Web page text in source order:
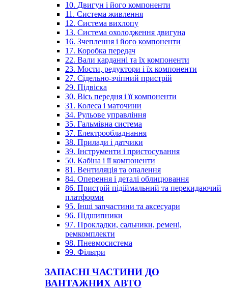
10. Двигун і його компоненти
11. Система живлення
12. Система вихлопу
13. Система охолодження двигуна
16. Зчеплення і його компоненти
17. Коробка передач
22. Вали карданні та їх компоненти
23. Мости, редуктори і їх компоненти
27. Сідельно-зчіпний пристрій
29. Підвіска
30. Вісь передня і її компоненти
31. Колеса і маточини
34. Рульове управління
35. Гальмівна система
37. Електрообладнання
38. Прилади і датчики
39. Інструменти і пристосування
50. Кабіна і її компоненти
81. Вентиляція та опалення
84. Оперення і деталі облицювання
86. Пристрій підіймальний та перекидаючий
платформи
95. Інші запчастини та аксесуари
96. Підшипники
97. Прокладки, сальники, ремені,
ремкомплекти
98. Пневмосистема
99. Фільтри
ЗАПАСНІ ЧАСТИНИ ДО
ВАНТАЖНИХ АВТО